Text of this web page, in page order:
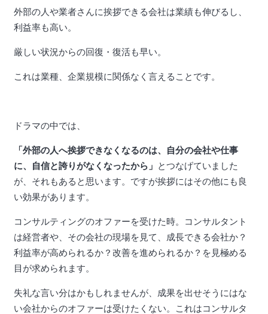
外部の人や業者さんに挨拶できる会社は業績も伸びるし、
利益率も高い。
厳しい状況からの回復・復活も早い。
これは業種、企業規模に関係なく言えることです。
ドラマの中では、
「外部の人へ挨拶できなくなるのは、自分の会社や仕事
に、自信と誇りがなくなったから」 とつなげていました
が、それもあると思います。ですが挨拶にはその他にも良
い効果があります。
コンサルティングのオファーを受けた時。コンサルタント
は経営者や、その会社の現場を見て、成長できる会社か？
利益率が高められるか？改善を進められるか？を見極める
目が求められます。
失礼な言い分はかもしれませんが、成果を出せそうにはな
い会社からのオファーは受けたくない。これはコンサルタ